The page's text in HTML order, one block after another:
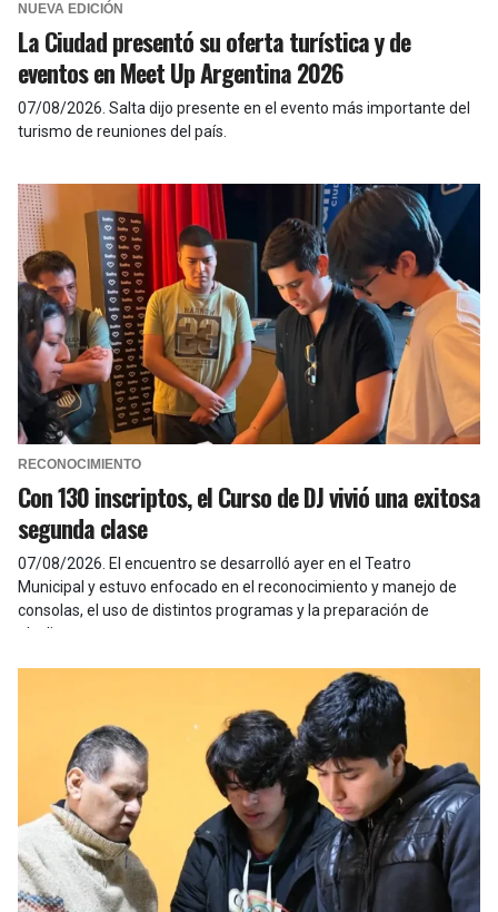
NUEVA EDICIÓN
La Ciudad presentó su oferta turística y de
eventos en Meet Up Argentina 2026
07/08/2026 Salta dijo presente en el evento más importante del
turismo de reuniones del país.
RECONOCIMIENTO
Con 130 inscriptos, el Curso de DJ vivió una exitosa
segunda clase
07/08/2026 El encuentro se desarrolló ayer en el Teatro
Municipal y estuvo enfocado en el reconocimiento y manejo de
consolas, el uso de distintos programas y la preparación de
playlists.